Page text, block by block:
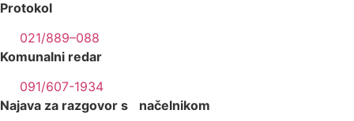
Protokol
021/889–088
Komunalni redar
091/607-1934
Najava za razgovor s načelnikom